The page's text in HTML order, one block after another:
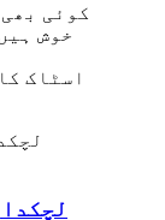
کوئی
خوش
اسٹاک